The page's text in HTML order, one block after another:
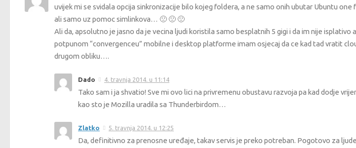
uvijek mi se svidala opcija sinkronizacije bilo kojeg foldera, a ne samo onih ubutar Ubuntu
ali samo uz pomoc simlinkova… 🙁 🙁 🙁
Ali da, apsolutno je jasno da je vecina ljudi koristila samo besplatnih 5 gigi i da im nije isplativo
potpunom “convergenceu” mobilne i desktop platforme imam osjecaj da ce kad tad vratit
drugom obliku….
Dado 4. travnja 2014. u 11:14
Tako sam i ja shvatio! Sve mi ovo lici na privremenu obustavu razvoja pa kad dodje
kao sto je Mozilla uradila sa Thunderbirdom…
Zlatko 5. travnja 2014. u 12:25
Da, definitivno za prenosne uređaje, takav servis je preko potreban. Pogotovo za